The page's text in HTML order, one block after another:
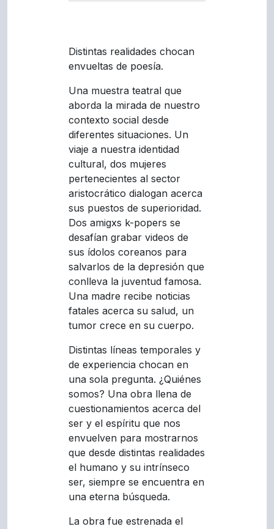
Distintas realidades chocan
envueltas de poesía.
Una muestra teatral que
aborda la mirada de nuestro
contexto social desde
diferentes situaciones. Un
viaje a nuestra identidad
cultural, dos mujeres
pertenecientes al sector
aristocrático dialogan acerca
sus puestos de superioridad.
Dos amigxs k-popers se
desafían grabar videos de
sus ídolos coreanos para
salvarlos de la depresión que
conlleva la juventud famosa.
Una madre recibe noticias
fatales acerca su salud, un
tumor crece en su cuerpo.
Distintas líneas temporales y
de experiencia chocan en
una sola pregunta. ¿Quiénes
somos? Una obra llena de
cuestionamientos acerca del
ser y el espíritu que nos
envuelven para mostrarnos
que desde distintas realidades
el humano y su intrínseco
ser, siempre se encuentra en
una eterna búsqueda.
La obra fue estrenada el